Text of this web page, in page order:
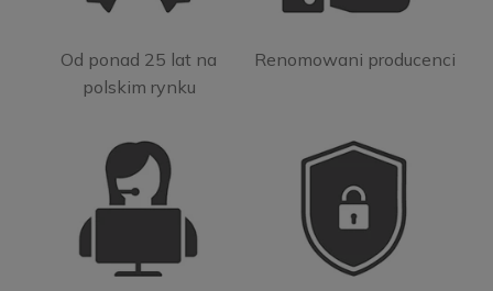
Od ponad 25 lat na
polskim rynku
Renomowani producenci